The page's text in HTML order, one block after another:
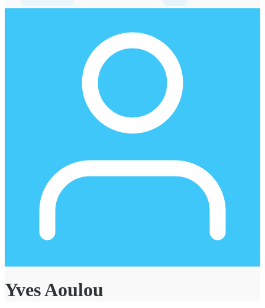
Yves Aoulou